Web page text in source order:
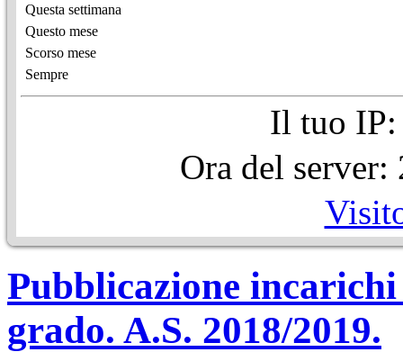
Questa settimana
Questo mese
Scorso mese
Sempre
Il tuo IP:
Ora del
Pubblicazione
grado. A.S. 2018/2019.